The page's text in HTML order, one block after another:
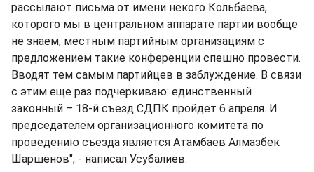
рассылают письма от имени некого Кольбаева,
которого мы в центральном аппарате партии вообще
не знаем, местным партийным организациям с
предложением такие конференции спешно провести.
Вводят тем самым партийцев в заблуждение. В связи
с этим еще раз подчеркиваю: единственный
законный – 18-й съезд СДПК пройдет 6 апреля. И
председателем организационного комитета по
проведению съезда является Атамбаев Алмазбек
Шаршенов", - написал Усубалиев.